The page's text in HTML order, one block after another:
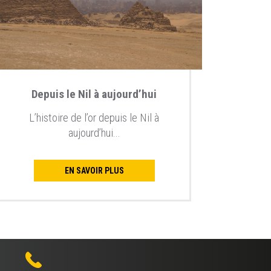
Depuis le Nil à aujourd’hui
L’histoire de l’or depuis le Nil à
aujourd’hui...
EN SAVOIR PLUS